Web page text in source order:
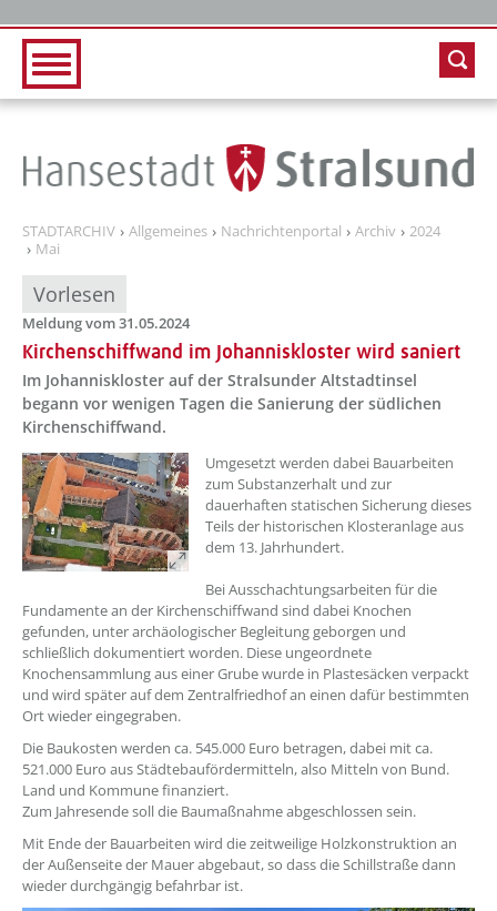
STADTARCHIV Allgemeines Nachrichtenportal Archiv
2024
Mai
Vorlesen
Meldung vom 31.05.2024
Kirchenschiffwand im Johanniskloster wird saniert
Im Johanniskloster auf der Stralsunder Altstadtinsel
begann vor wenigen Tagen die Sanierung der südlichen
Kirchenschiffwand.
??? absaetzeOben[1]/titel ???
Umgesetzt werden dabei Bauarbeiten
zum Substanzerhalt und zur
dauerhaften statischen Sicherung dieses
Teils der historischen Klosteranlage aus
dem 13. Jahrhundert.
Bei Ausschachtungsarbeiten für die
Fundamente an der Kirchenschiffwand sind dabei Knochen
gefunden, unter archäologischer Begleitung geborgen und
schließlich dokumentiert worden. Diese ungeordnete
Knochensammlung aus einer Grube wurde in Plastesäcken verpackt
und wird später auf dem Zentralfriedhof an einen dafür bestimmten
Ort wieder eingegraben.
Die Baukosten werden ca. 545.000 Euro betragen, dabei mit ca.
521.000 Euro aus Städtebaufördermitteln, also Mitteln von Bund.
Land und Kommune finanziert.
Zum Jahresende soll die Baumaßnahme abgeschlossen sein.
Mit Ende der Bauarbeiten wird die zeitweilige Holzkonstruktion an
der Außenseite der Mauer abgebaut, so dass die Schillstraße dann
wieder durchgängig befahrbar ist.